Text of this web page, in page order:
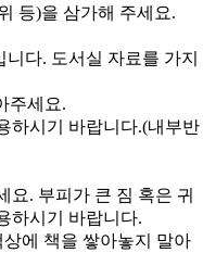
등)을 삼가해 주세요.
다. 도서실 자료를 가지
주세요.
하시기 바랍니다.(내부반
요. 부피가 큰 짐 혹은 귀
하시기 바랍니다.
에 책을 쌓아놓지 말아